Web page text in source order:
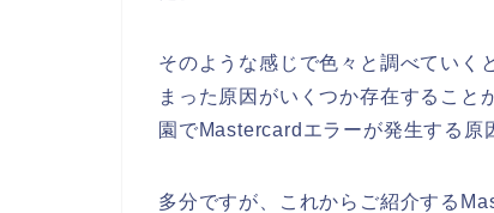
そのような感じで色々と調べていく
まった原因がいくつか存在すること
園でMastercardエラーが発生する原
多分ですが、これからご紹介する